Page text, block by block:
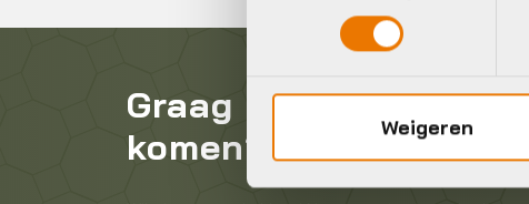
Weigeren
Graag in contact
komen?